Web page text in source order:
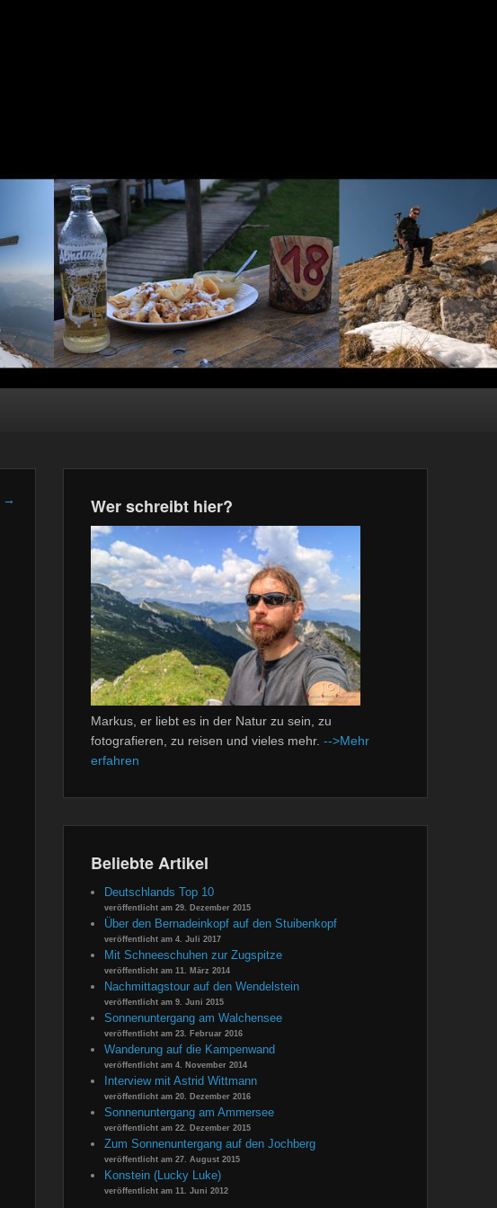
→ Wer schreibt hier?
Markus, er liebt es in der Natur zu sein, zu
fotografieren, zu reisen und vieles mehr. -->Mehr
erfahren
Beliebte Artikel
Deutschlands Top 10
veröffentlicht am 29. Dezember 2015
Über den Bernadeinkopf auf den Stuibenkopf
veröffentlicht am 4. Juli 2017
Mit Schneeschuhen zur Zugspitze
veröffentlicht am 11. März 2014
Nachmittagstour auf den Wendelstein
veröffentlicht am 9. Juni 2015
Sonnenuntergang am Walchensee
veröffentlicht am 23. Februar 2016
Wanderung auf die Kampenwand
veröffentlicht am 4. November 2014
Interview mit Astrid Wittmann
veröffentlicht am 20. Dezember 2016
Sonnenuntergang am Ammersee
veröffentlicht am 22. Dezember 2015
Zum Sonnenuntergang auf den Jochberg
veröffentlicht am 27. August 2015
Konstein (Lucky Luke)
veröffentlicht am 11. Juni 2012